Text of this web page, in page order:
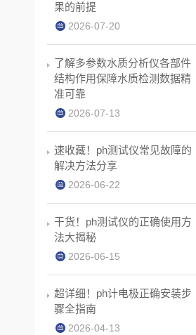
果的前提
2026-07-20
了解多参数水质分析仪各部件
结构作用保障水质检测数据精
准可靠
2026-07-13
速收藏！ph测试仪常见故障的
解决方法分享
2026-06-22
干货！ph测试仪的正确使用方
法大揭秘
2026-06-15
超详细！ph计电极正确安装步
骤全指南
2026-04-13